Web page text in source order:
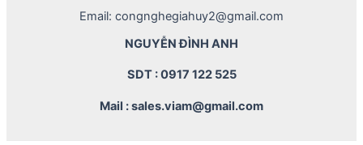
Email: congnghegiahuy2@gmail.com
NGUYỄN ĐÌNH ANH
SDT : 0917 122 525
Mail : sales.viam@gmail.com